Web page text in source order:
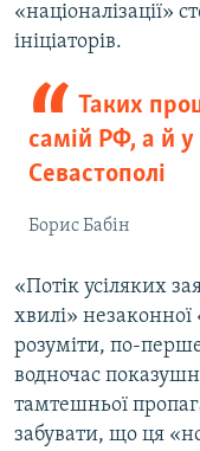
«націоналізації»
ініціаторів.
Таких
самій РФ, а й
Севастополі
Борис Бабін
«Потік усіляких
хвилі» незаконної
розуміти, по-
водночас
тамтешньої
забувати, що ця